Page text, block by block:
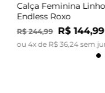
Calça Feminina
Endless Roxo
R$ 244,99 R$ 144,99
ou 4x de R$ 36,24sem